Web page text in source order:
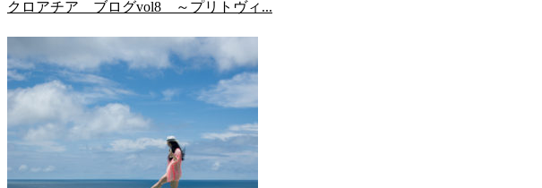
クロアチア ブログvol8 ～プリトヴィ...